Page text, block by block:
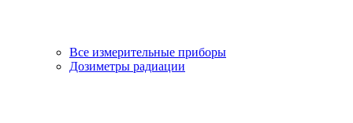
Все измерительные приборы
Дозиметры радиации